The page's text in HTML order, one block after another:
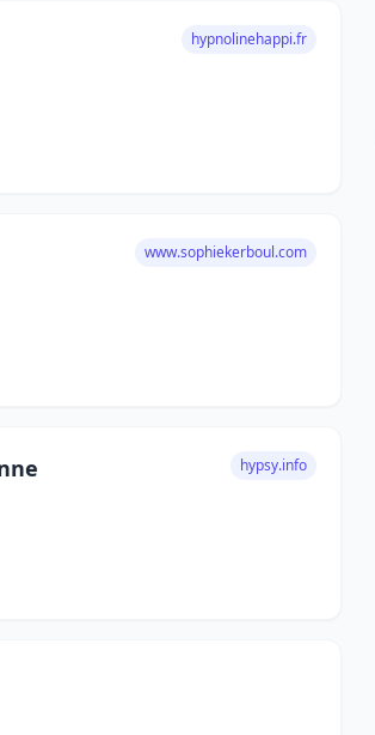
hypnolinehappi.fr
www.sophiekerboul.com
hypsy.info